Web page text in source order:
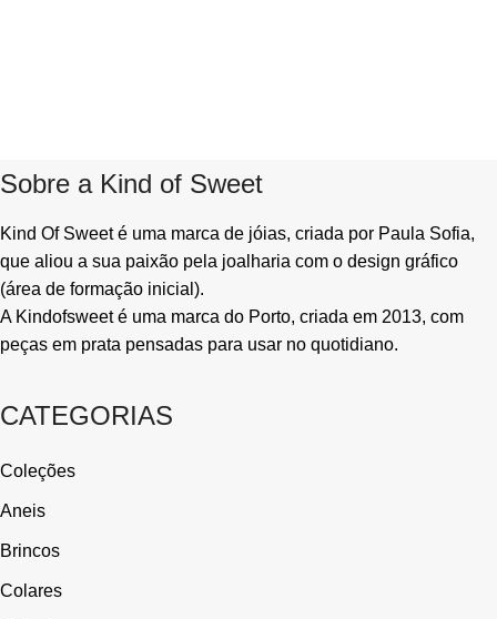
Sobre a Kind of Sweet
Kind Of Sweet é uma marca de jóias, criada por Paula Sofia,
que aliou a sua paixão pela joalharia com o design gráfico
(área de formação inicial).
A Kindofsweet é uma marca do Porto, criada em 2013, com
peças em prata pensadas para usar no quotidiano.
CATEGORIAS
Coleções
Aneis
Brincos
Colares